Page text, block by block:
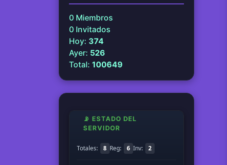
0 Miembros
0 Invitados
Hoy: 374
Ayer: 526
Total: 100649
📡 ESTADO DEL
SERVIDOR
Totales: 8 Reg: 6 Inv: 2